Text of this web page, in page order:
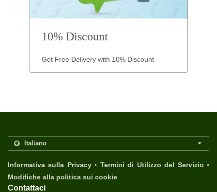
10% Discount
Get Free Delivery with 10% Discount
Informativa sulla Privacy . Termini di Utilizzo del Servizio .
Modifiche alla politica sui cookie
Contattaci